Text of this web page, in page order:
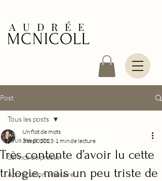
AUDRÉE
MCNICOLL
Post
Tous les posts
Service de presse
Appréciation littéraire
Tous les posts
Très contente d’avoir lu cette
trilogie, mais un peu triste de
Un flot de mots
3 sept. 2023 1 min de lecture